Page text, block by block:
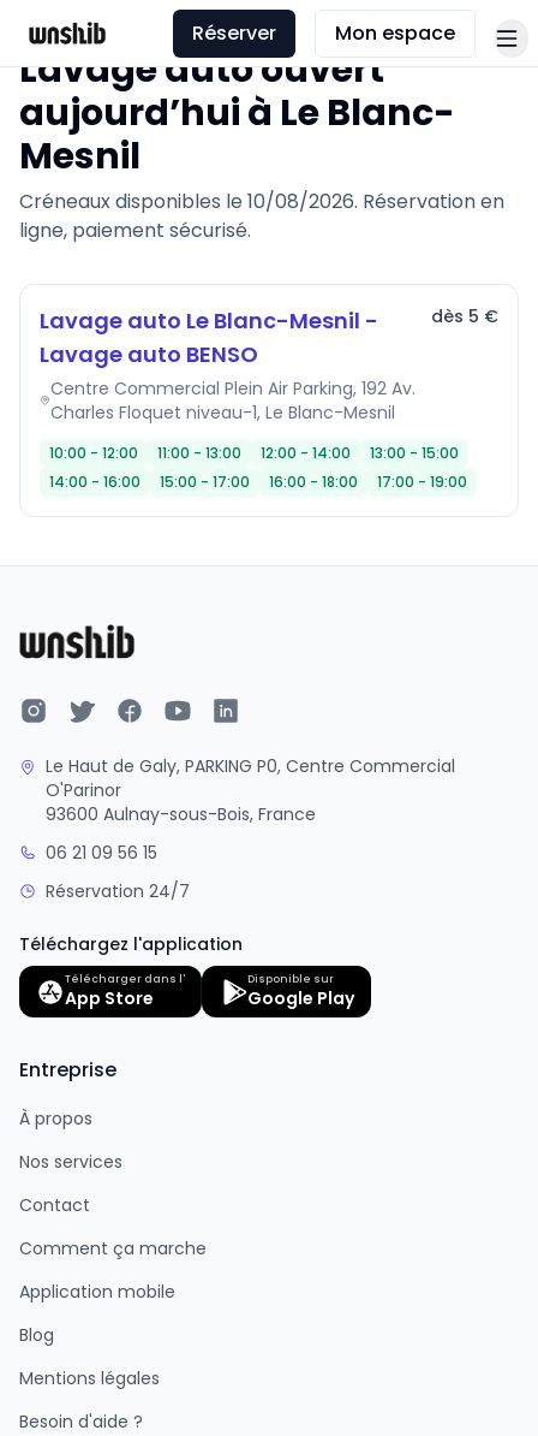
Réserver Mon espace
Lavage auto ouvert
aujourd’hui à Le Blanc-
Mesnil
Créneaux disponibles le 10/08/2026. Réservation en
ligne, paiement sécurisé.
Lavage auto Le Blanc-Mesnil -
Lavage auto BENSO
Centre Commercial Plein Air Parking, 192 Av.
Charles Floquet niveau-1, Le Blanc-Mesnil
dès 5 €
10:00 - 12:00 11:00 - 13:00 12:00 - 14:00
13:00 - 15:00
14:00 - 16:00
15:00 - 17:00 16:00 - 18:00 17:00 - 19:00
Le Haut de Galy, PARKING P0, Centre Commercial
O'Parinor
93600 Aulnay-sous-Bois, France
06 21 09 56 15
Réservation 24/7
Téléchargez l'application
Télécharger dans l'
App Store
Disponible sur
Google Play
Entreprise
À propos
Nos services
Contact
Comment ça marche
Application mobile
Blog
Mentions légales
Besoin d'aide ?